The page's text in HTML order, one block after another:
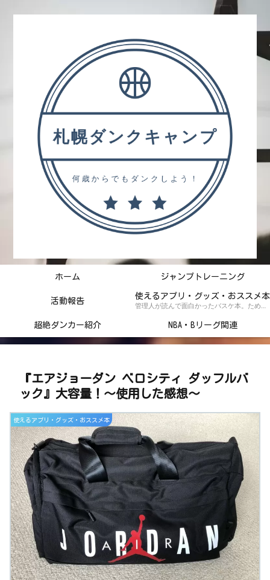
ホーム ジャンプトレーニング
活動報告
使えるアプリ・グッズ・おススメ本
管理人が読んで面白かったバスケ本。ためになるトレーニング本の紹介記事！
超絶ダンカー紹介 NBA・Bリーグ関連
『エアジョーダン ベロシティ ダッフルバ
ック』大容量！～使用した感想～
使えるアプリ・グッズ・おススメ本